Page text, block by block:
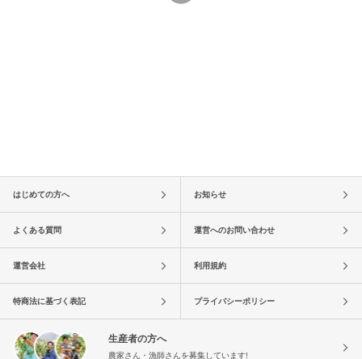
はじめての方へ お知らせ
よくある質問 運営へのお問い合わせ
運営会社 利用規約
特商法に基づく表記 プライバシーポリシー
生産者の方へ
農家さん・漁師さんを募集しています!